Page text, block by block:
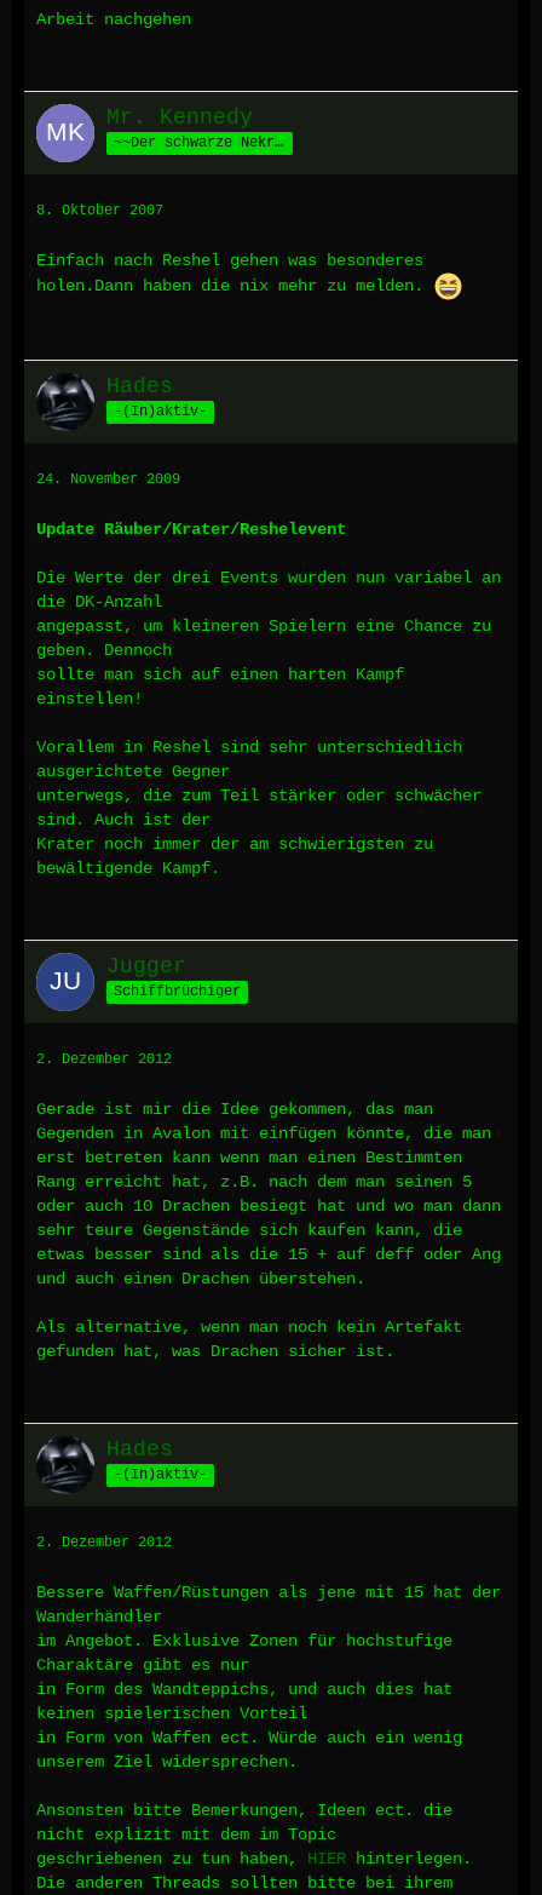
Arbeit nachgehen
Mr. Kennedy
~~Der schwarze Nekromant aus Nisos~~
8. Oktober 2007
Einfach nach Reshel gehen was besonderes
holen.Dann haben die nix mehr zu melden.
Hades
-(In)aktiv-
24. November 2009
Update Räuber/Krater/Reshelevent
Die Werte der drei Events wurden nun variabel an
die DK-Anzahl
angepasst, um kleineren Spielern eine Chance zu
geben. Dennoch
sollte man sich auf einen harten Kampf
einstellen!
Vorallem in Reshel sind sehr unterschiedlich
ausgerichtete Gegner
unterwegs, die zum Teil stärker oder schwächer
sind. Auch ist der
Krater noch immer der am schwierigsten zu
bewältigende Kampf.
Jugger
Schiffbrüchiger
2. Dezember 2012
Gerade ist mir die Idee gekommen, das man
Gegenden in Avalon mit einfügen könnte, die man
erst betreten kann wenn man einen Bestimmten
Rang erreicht hat, z.B. nach dem man seinen 5
oder auch 10 Drachen besiegt hat und wo man dann
sehr teure Gegenstände sich kaufen kann, die
etwas besser sind als die 15 + auf deff oder Ang
und auch einen Drachen überstehen.
Als alternative, wenn man noch kein Artefakt
gefunden hat, was Drachen sicher ist.
Hades
-(In)aktiv-
2. Dezember 2012
Bessere Waffen/Rüstungen als jene mit 15 hat der
Wanderhändler
im Angebot. Exklusive Zonen für hochstufige
Charaktäre gibt es nur
in Form des Wandteppichs, und auch dies hat
keinen spielerischen Vorteil
in Form von Waffen ect. Würde auch ein wenig
unserem Ziel widersprechen.
Ansonsten bitte Bemerkungen, Ideen ect. die
nicht explizit mit dem im Topic
geschriebenen zu tun haben, HIER hinterlegen.
Die anderen Threads sollten bitte bei ihrem